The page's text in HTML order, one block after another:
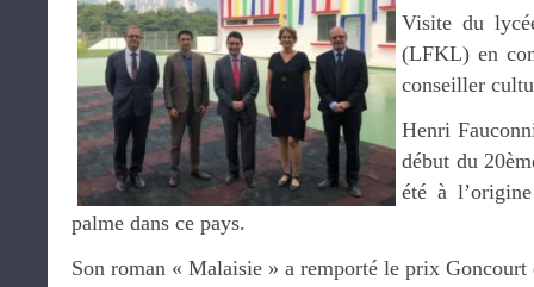
Visite du
(LFKL) en
conseiller
Henri
début du
été à
palme dans ce pays.
Son roman « Malaisie » a remporté le prix Goncourt